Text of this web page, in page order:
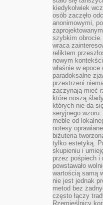
kiedykolwiek
osób zaczęło
anonimowymi,
szybkim
wraca
reliktem
nowym
właśnie w
paradoksalne
przestrzeni
zaczynają mieć
które noszą
których nie da
seryjnego
meble od
notesy
biżuteria
tylko estetyką.
skupieniu i
przez pośpiech i
powstawało
wartością samą
nie jest jednak
metod bez
często łączy
Rzemieślnicy